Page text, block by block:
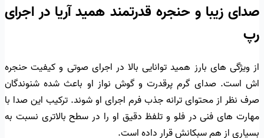
صدای زیبا و حنجره قدرتمند همید آریا در اجرای
رپ
از ویژگی های بارز همید توانایی بالا در اجرای صوتی و کیفیت حنجره
اش است. صدای گرم پرقدرت و گوش نواز او باعث شده شنوندگان
صرف نظر از محتوای ترانه جذب فرم اجرای او شوند. ترکیب این صدا با
مهارت های فنی در فلو و تلفظ دقیق او را در سطح بالاتری نسبت به
بسیاری از هم سبکانش قرار داده است.